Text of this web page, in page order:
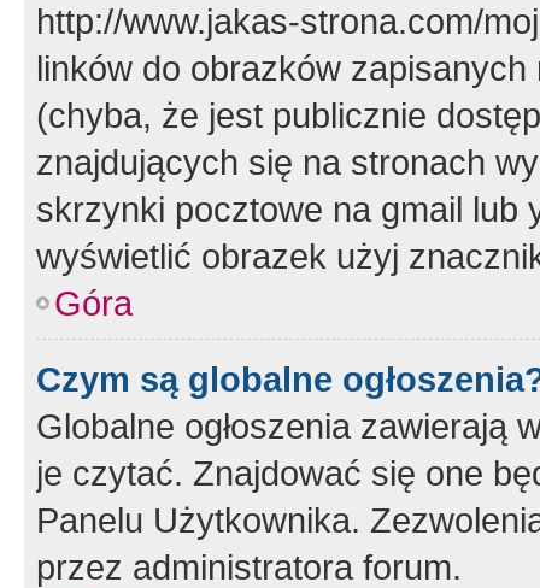
http://www.jakas-strona.com/
linków do obrazków
(chyba, że jest publicznie
znajdujących się na stronach
skrzynki pocztowe na gmail lub
wyświetlić obrazek użyj
Góra
Czym są globalne
Globalne ogłoszenia zawierają
je czytać. Znajdować się one
Panelu Użytkownika.
przez administratora forum.